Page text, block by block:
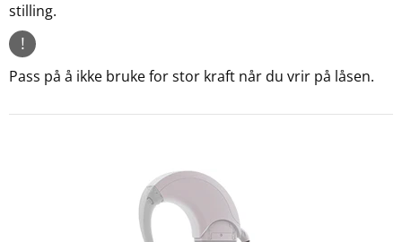
stilling.
!
Pass på å ikke bruke for stor kraft når du vrir på låsen.